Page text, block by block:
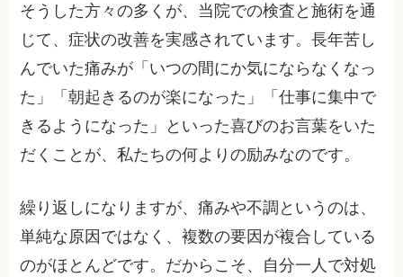
そうした方々の多くが、当院での検査と施術を通
じて、症状の改善を実感されています。長年苦し
んでいた痛みが「いつの間にか気にならなくなっ
た」「朝起きるのが楽になった」「仕事に集中で
きるようになった」といった喜びのお言葉をいた
だくことが、私たちの何よりの励みなのです。
繰り返しになりますが、痛みや不調というのは、
単純な原因ではなく、複数の要因が複合している
のがほとんどです。だからこそ、自分一人で対処